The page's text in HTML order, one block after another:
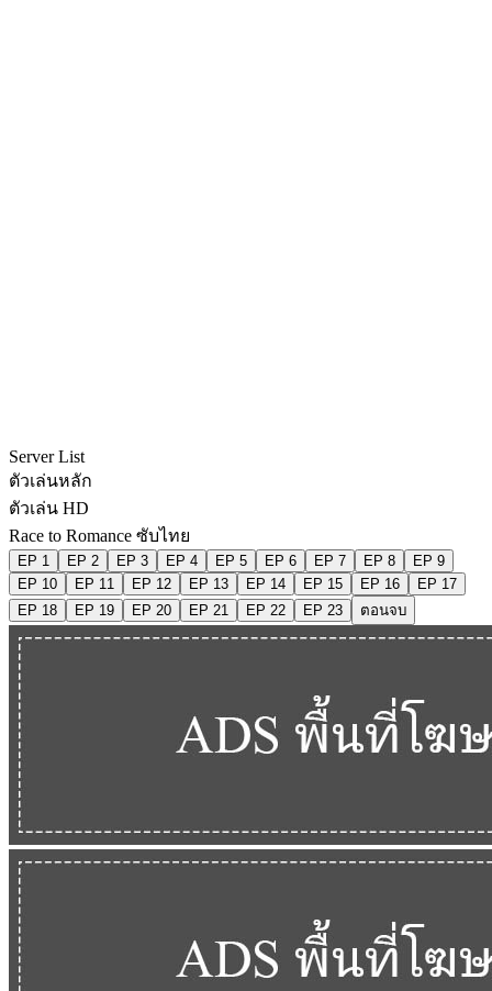
Server List
ตัวเล่นหลัก
ตัวเล่น HD
Race to Romance ซับไทย
EP 1 EP 2 EP 3 EP 4 EP 5 EP 6 EP 7 EP 8
EP 9
EP 10
EP 11 EP 12 EP 13 EP 14 EP 15 EP 16
EP 17
EP 18
EP 19 EP 20 EP 21 EP 22 EP 23 ตอนจบ